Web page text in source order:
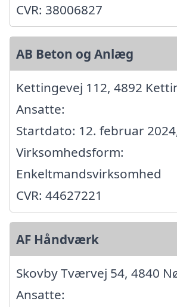
CVR: 38006827
AB Beton og Anlæg
Kettingevej 112, 4892
Ansatte:
Startdato: 12. februar
Virksomhedsform:
Enkeltmandsvirksomhed
CVR: 44627221
AF Håndværk
Skovby Tværvej 54, 4840
Ansatte: